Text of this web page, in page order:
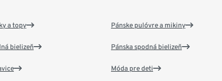
a topy
bielizeň
Pánske pulóvre a mikiny
Pánska spodná bielizeň
Móda pre deti